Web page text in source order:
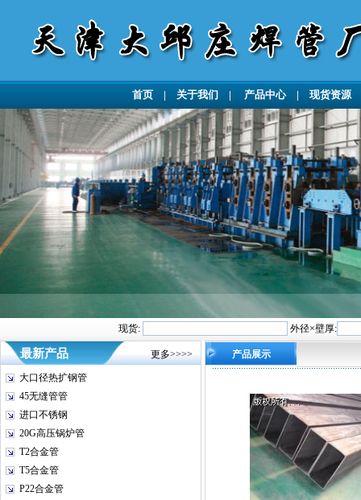
首页| 关于我们 | 产品中心| 现货资源
现货: 外径×壁厚:
最新产品 更多>>>>
大口径热扩钢管
45无缝管管
进口不锈钢
20G高压锅炉管
T2合金管
T5合金管
P22合金管
产品展示